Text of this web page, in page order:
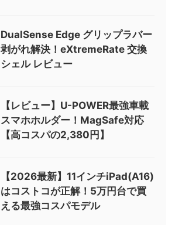
DualSense Edge グリップラバー
剥がれ解決！eXtremeRate 交換
シェル レビュー
【レビュー】U-POWER最強車載
スマホホルダー！MagSafe対応
【高コスパの2,380円】
【2026最新】11インチiPad(A16)
はコストコが正解！5万円台で買
える最強コスパモデル